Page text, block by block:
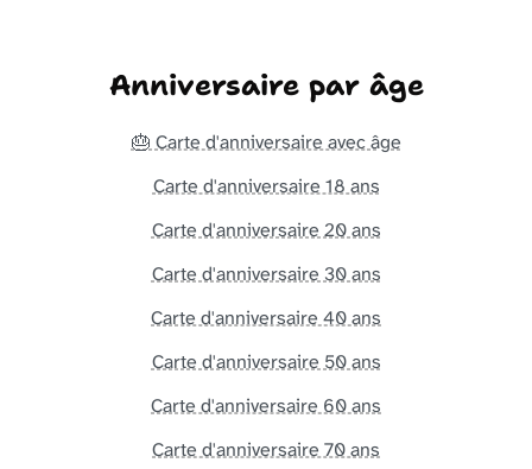
Anniversaire par âge
🎂 Carte d'anniversaire avec âge
Carte d'anniversaire 18 ans
Carte d'anniversaire 20 ans
Carte d'anniversaire 30 ans
Carte d'anniversaire 40 ans
Carte d'anniversaire 50 ans
Carte d'anniversaire 60 ans
Carte d'anniversaire 70 ans